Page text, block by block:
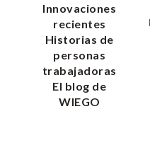
Innovaciones
recientes
Historias de
personas
trabajadoras
El blog de
WIEGO